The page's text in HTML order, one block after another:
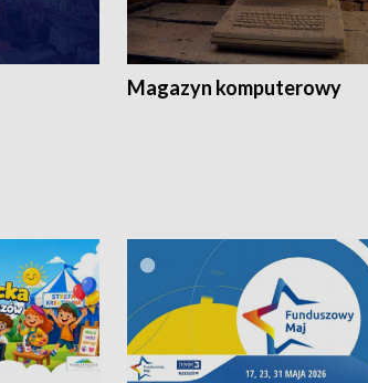
Magazyn komputerowy